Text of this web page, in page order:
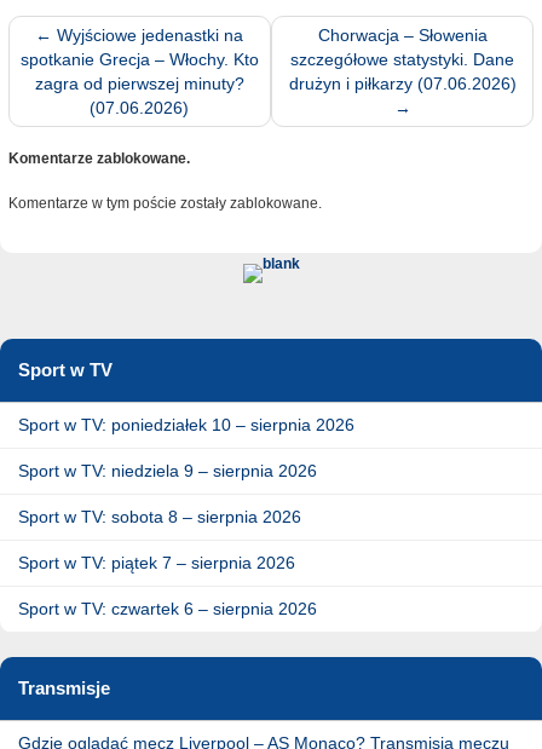
← Wyjściowe jedenastki na
spotkanie Grecja – Włochy. Kto
zagra od pierwszej minuty?
(07.06.2026)
Chorwacja – Słowenia
szczegółowe statystyki. Dane
drużyn i piłkarzy (07.06.2026)
→
Komentarze zablokowane.
Komentarze w tym poście zostały zablokowane.
Sport w TV
Sport w TV: poniedziałek 10 – sierpnia 2026
Sport w TV: niedziela 9 – sierpnia 2026
Sport w TV: sobota 8 – sierpnia 2026
Sport w TV: piątek 7 – sierpnia 2026
Sport w TV: czwartek 6 – sierpnia 2026
Transmisje
Gdzie oglądać mecz Liverpool – AS Monaco? Transmisja meczu